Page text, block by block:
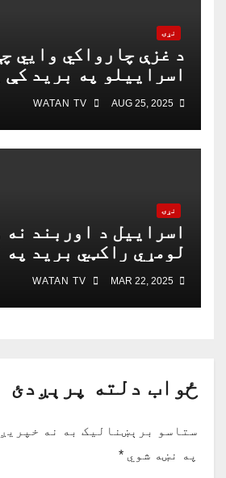
نړۍ
د غزې چارواکي وايي
اسراییلو په برید
باندې د ۱۵
خبریالان وژل شوي دي
نړۍ
اسراییل د اوربند نه
لومړي راکټي برید په لبنان وکړ
ځواب دلته پرېږدئ
ستاسو برېښناليک به نه
په نښه شوي *